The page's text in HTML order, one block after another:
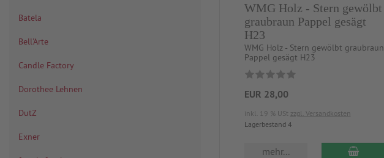
WMG Holz - Stern gewölbt
graubraun Pappel gesägt
H23
WMG Holz - Stern gewölbt graubraun
Pappel gesägt H23
EUR 28,00
inkl. 19 % USt zzgl. Versandkosten
Lagerbestand 4
mehr...
Batela
Bell'Arte
Candle Factory
Dorothee Lehnen
DutZ
Exner